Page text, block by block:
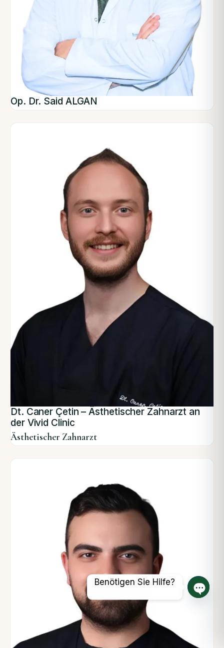
Op. Dr. Said ALGAN
Dt. Caner Çetin – Ästhetischer Zahnarzt an
der Vivid Clinic
Ästhetischer Zahnarzt
Benötigen Sie Hilfe?